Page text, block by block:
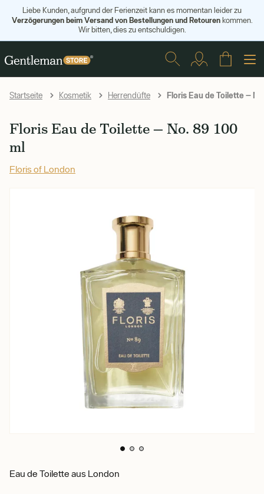
Liebe Kunden, aufgrund der Ferienzeit kann es momentan leider zu
Verzögerungen beim Versand von Bestellungen und Retourenkommen.
Wir bitten, dies zu entschuldigen.
Startseite Kosmetik Herrendüfte Floris Eau de Toilette —
Floris Eau de Toilette — No. 89 100
ml
Floris of London
Eau de Toilette aus London